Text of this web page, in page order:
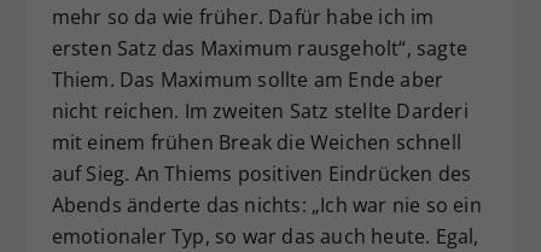
mehr so da wie früher. Dafür habe ich im
ersten Satz das Maximum rausgeholt“, sagte
Thiem. Das Maximum sollte am Ende aber
nicht reichen. Im zweiten Satz stellte Darderi
mit einem frühen Break die Weichen schnell
auf Sieg. An Thiems positiven Eindrücken des
Abends änderte das nichts: „Ich war nie so ein
emotionaler Typ, so war das auch heute. Egal,